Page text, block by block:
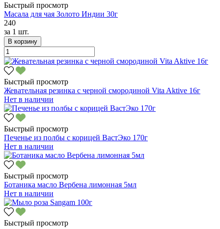
Быстрый просмотр
Масала для чая Золото Индии 30г
240
за 1 шт.
В корзину
Быстрый просмотр
Жевательная резинка с черной смородиной Vita Aktive 16г
Нет в наличии
Быстрый просмотр
Печенье из полбы с корицей ВастЭко 170г
Нет в наличии
Быстрый просмотр
Ботаника масло Вербена лимонная 5мл
Нет в наличии
Быстрый просмотр